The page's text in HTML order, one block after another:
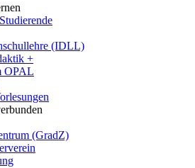
(IDLL)
+
OPAL
(GradZ)